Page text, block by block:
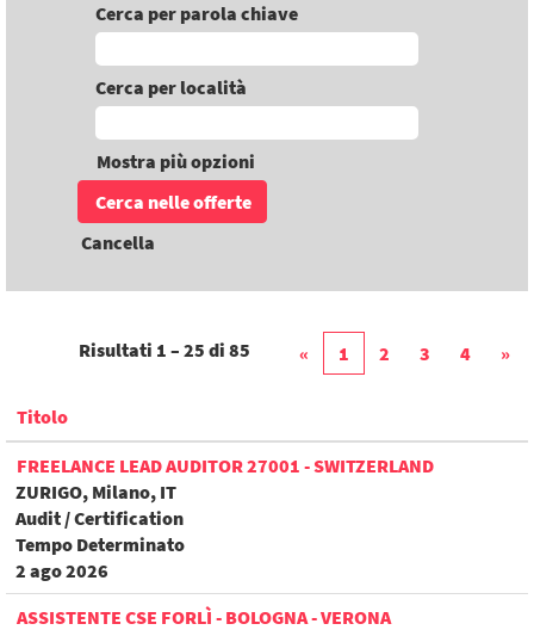
Cerca per parola chiave
Cerca per località
Mostra più opzioni
Cancella
Risultati 1 – 25 di 85 « 1 2 3 4 »
Titolo
FREELANCE LEAD AUDITOR 27001 - SWITZERLAND
ZURIGO, Milano, IT
Audit / Certification
Tempo Determinato
2 ago 2026
ASSISTENTE CSE FORLÌ - BOLOGNA - VERONA